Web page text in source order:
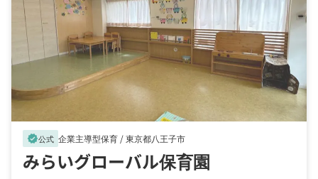
verified公式 企業主導型保育 /東京都八王子市
みらいグローバル保育園